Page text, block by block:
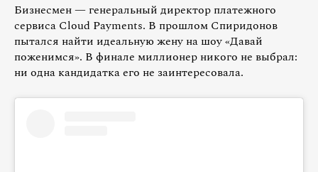
Бизнесмен — генеральный директор платежного
сервиса Cloud Payments. В прошлом Спиридонов
пытался найти идеальную жену на шоу «Давай
поженимся». В финале миллионер никого не выбрал:
ни одна кандидатка его не заинтересовала.